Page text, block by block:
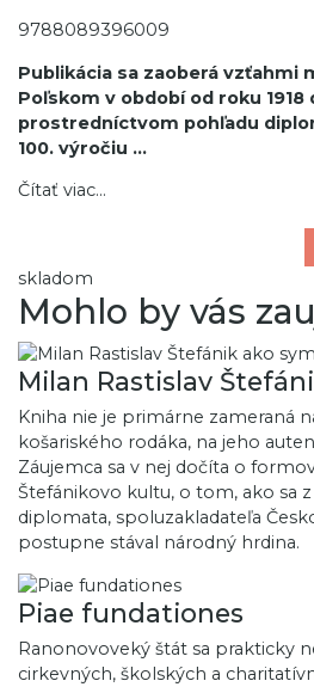
9788089396009
Publikácia sa zaoberá vzťahmi
Poľskom v období od roku 1918
prostredníctvom pohľadu
100. výročiu ...
Čítať viac...
skladom
Mohlo by vás
Milan Rastislav
Kniha nie je primárne zameraná
košariského rodáka, na jeho
Záujemca sa v nej dočíta o
Štefánikovo kultu, o tom, ako sa
diplomata, spoluzakladateľa
postupne stával národný hrdina.
Piae fundationes
Ranonovoveký štát sa prakticky
cirkevných, školských a